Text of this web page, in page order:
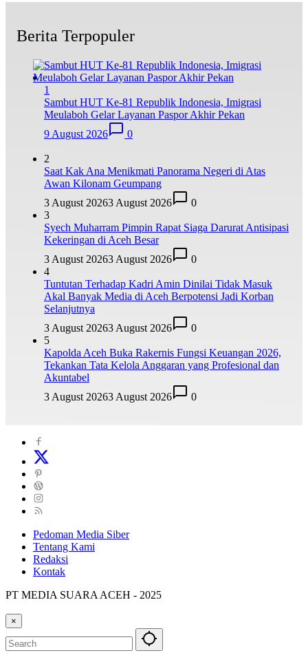
Berita Terpopuler
1
Sambut HUT Ke-81 Republik Indonesia, Imigrasi
Meulaboh Gelar Layanan Paspor Akhir Pekan
9 August 2026
0
2
Saat Kak Ana Menikmati Panorama Negeri di Atas
Awan Kilonam Geumpang
3 August 20263 August 2026
0
3
Syech Muharram Pimpin Rapat Siaga Darurat Antisipasi
Kekeringan di Aceh Besar
3 August 20263 August 2026
0
4
Tuntutan Terhadap Kadri Amin Dinilai Tidak Masuk
Akal Banyak Media di Aceh Berpotensi Jadi Korban
Selanjutnya
3 August 20263 August 2026
0
5
Kapolda Aceh Buka Rakernis Fungsi Keuangan 2026,
Tekankan Tata Kelola Anggaran yang Profesional dan
Akuntabel
3 August 20263 August 2026 0
Pedoman Media Siber
Tentang Kami
Redaksi
Kontak
PT MEDIA SUARA ACEH - 2025
×